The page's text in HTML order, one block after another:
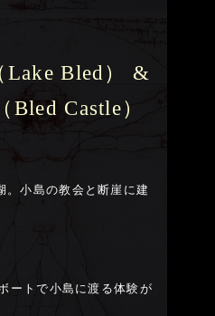
Lake Bled） &
Castle）
。小島の教会と断崖に建
ートで小島に渡る体験が